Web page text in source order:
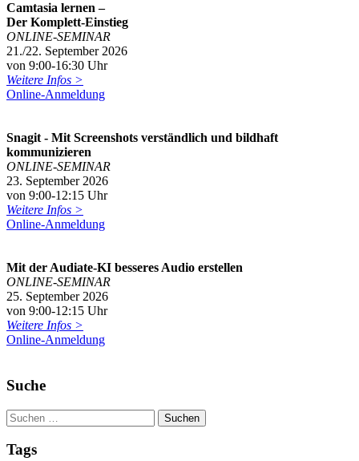
Camtasia lernen –
Der Komplett-Einstieg
ONLINE-SEMINAR
21./22. September 2026
von 9:00-16:30 Uhr
Weitere Infos >
Online-Anmeldung
Snagit - Mit Screenshots verständlich und bildhaft
kommunizieren
ONLINE-SEMINAR
23. September 2026
von 9:00-12:15 Uhr
Weitere Infos >
Online-Anmeldung
Mit der Audiate-KI besseres Audio erstellen
ONLINE-SEMINAR
25. September 2026
von 9:00-12:15 Uhr
Weitere Infos >
Online-Anmeldung
Suche
Tags